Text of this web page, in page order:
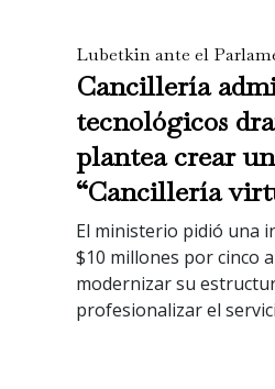
Lubetkin ante el
Cancillería
tecnológicos
plantea crear
“Cancillería
El ministerio pidió una
$10 millones por cinco
modernizar su
profesionalizar el